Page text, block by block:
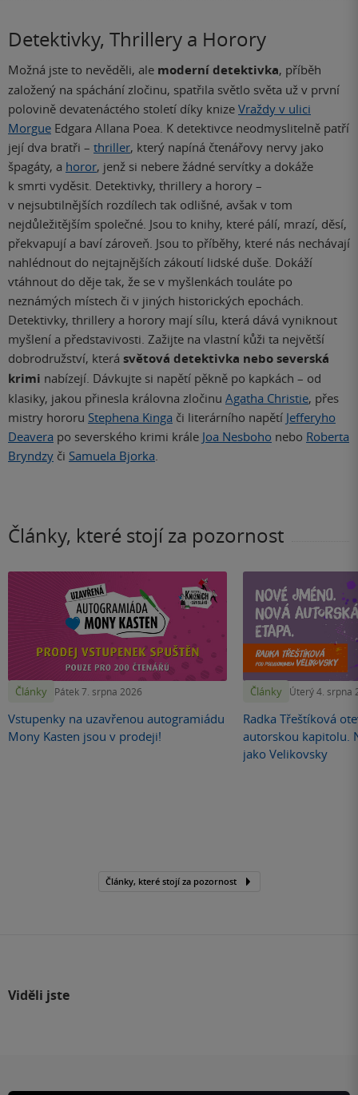
Detektivky, Thrillery a Horory
Možná jste to nevěděli, ale moderní detektivka, příběh
založený na spáchání zločinu, spatřila světlo světa už v první
polovině devatenáctého století díky knize Vraždy v ulici
Morgue Edgara Allana Poea. K detektivce neodmyslitelně patří
její dva bratři – thriller, který napíná čtenářovy nervy jako
špagáty, a horor, jenž si nebere žádné servítky a dokáže
k smrti vyděsit. Detektivky, thrillery a horory –
v nejsubtilnějších rozdílech tak odlišné, avšak v tom
nejdůležitějším společné. Jsou to knihy, které pálí, mrazí, děsí,
překvapují a baví zároveň. Jsou to příběhy, které nás nechávají
nahlédnout do nejtajnějších zákoutí lidské duše. Dokáží
vtáhnout do děje tak, že se v myšlenkách touláte po
neznámých místech či v jiných historických epochách.
Detektivky, thrillery a horory mají sílu, která dává vyniknout
myšlení a představivosti. Zažijte na vlastní kůži ta největší
dobrodružství, která světová detektivka nebo severská
krimi nabízejí. Dávkujte si napětí pěkně po kapkách – od
klasiky, jakou přinesla královna zločinu Agatha Christie, přes
mistry hororu Stephena Kinga či literárního napětí Jefferyho
Deavera po severského krimi krále Joa Nesboho nebo Roberta
Bryndzy či Samuela Bjorka
Články, které stojí za pozornost
Články Pátek 7. srpna 2026
Vstupenky na uzavřenou autogramiádu
Mony Kasten jsou v prodeji!
Články Úterý 4. srpna
Radka Třeštíková
autorskou kapitolu.
jako Velikovsky
Články, které stojí za pozornost
Viděli jste